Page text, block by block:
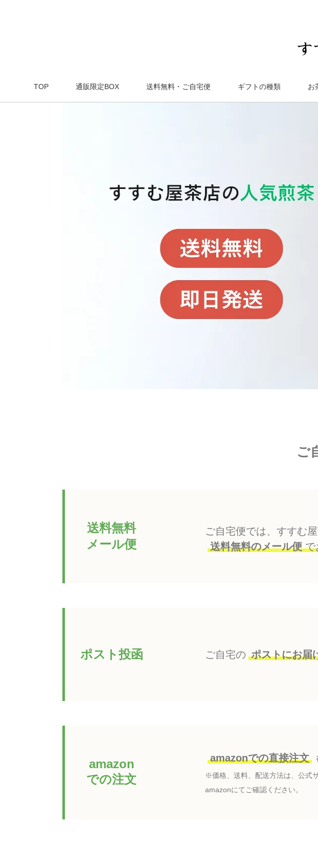
TOP 通販限定BOX 送料無料・ご自宅便 ギフトの種類 お
ご
送料無料
メール便
ご自宅便では、すすむ
送料無料のメール便で
ポスト投函 ご自宅の ポストにお届
amazon
での注文
amazonでの直接注文
※価格、送料、配送方法は、公式
amazonにてご確認ください。